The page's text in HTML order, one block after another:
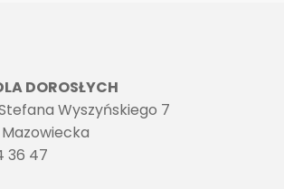
DOROSŁYCH
Wyszyńskiego 7
36 47